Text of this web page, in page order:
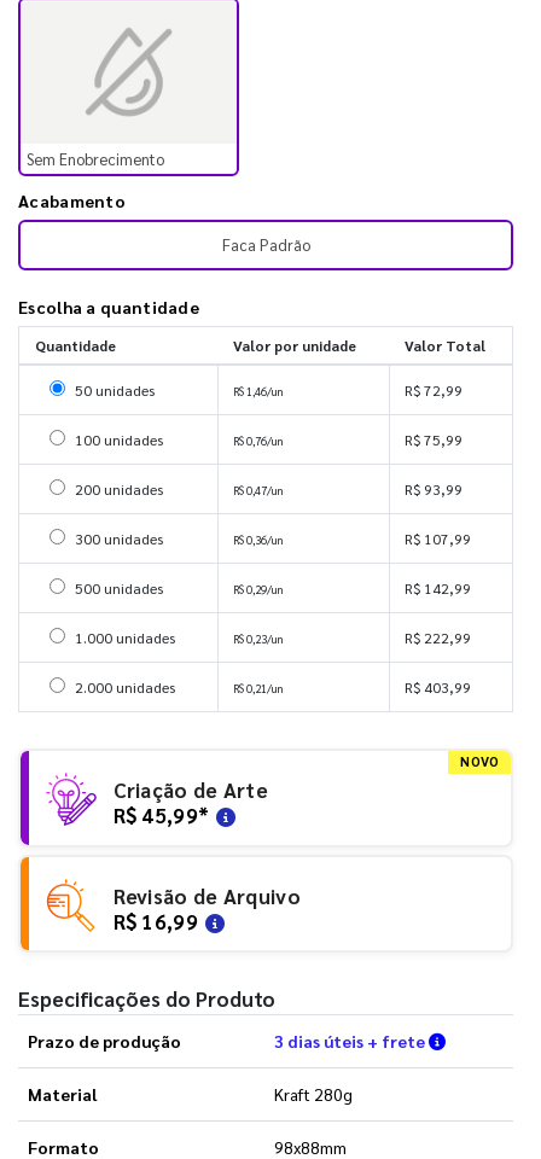
Sem Enobrecimento
Acabamento
Faca Padrão
Escolha a quantidade
Quantidade Valor por unidade Valor Total
Selecionar 50 unidades
50 unidades R$ 1,46/un R$ 72,99
Selecionar 100 unidades
100 unidades R$ 0,76/un R$ 75,99
Selecionar 200 unidades
200 unidades R$ 0,47/un R$ 93,99
Selecionar 300 unidades
300 unidades R$ 0,36/un R$ 107,99
Selecionar 500 unidades
500 unidades R$ 0,29/un R$ 142,99
Selecionar 1000 unidades
1.000 unidades R$ 0,23/un R$ 222,99
Selecionar 2000 unidades
2.000 unidades R$ 0,21/un R$ 403,99
NOVO
Criação de Arte
R$ 45,99*
Revisão de Arquivo
R$ 16,99
Especificações do Produto
Prazo de produção 3 dias úteis + frete Verifique
Material Kraft 280g
Formato 98x88mm